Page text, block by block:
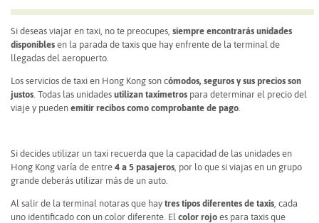
Si deseas viajar en taxi, no te preocupes, siempre encontrarás unidades
disponibles en la parada de taxis que hay enfrente de la terminal de
llegadas del aeropuerto.
Los servicios de taxi en Hong Kong son cómodos, seguros y sus precios son
justos . Todas las unidades utilizan taxímetros para determinar el precio del
viaje y pueden emitir recibos como comprobante de pago
Si decides utilizar un taxi recuerda que la capacidad de las unidades en
Hong Kong varía de entre 4 a 5 pasajeros , por lo que si viajas en un grupo
grande deberás utilizar más de un auto.
Al salir de la terminal notaras que hay tres tipos diferentes de taxis , cada
uno identificado con un color diferente. El color rojo es para taxis que